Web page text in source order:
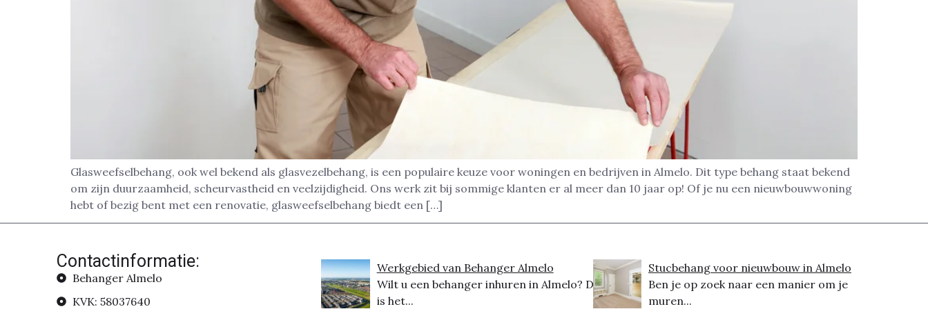
Glasweefselbehang, ook wel bekend als glasvezelbehang, is een populaire keuze voor woningen en bedrijven in Almelo. Dit type behang staat bekend
om zijn duurzaamheid, scheurvastheid en veelzijdigheid. Ons werk zit bij sommige klanten er al meer dan 10 jaar op! Of je nu een nieuwbouwwoning
hebt of bezig bent met een renovatie, glasweefselbehang biedt een […]
Contactinformatie:
Behanger Almelo
KVK: 58037640
Werkgebied van Behanger Almelo
Wilt u een behanger inhuren in Almelo? Dit
is het...
Stucbehang voor nieuwbouw in Almelo
Ben je op zoek naar een manier om je
muren...